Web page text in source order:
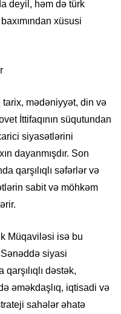
deyil, həm də türk
xüsusi
tarix, mədəniyyət, din və
İttifaqının süqutundan
siyasətlərini
dayanmışdır. Son
qarşılıqlı səfərlər və
sabit və möhkəm
Müqaviləsi isə bu
siyasi
dəstək,
əməkdaşlıq, iqtisadi və
sahələr əhatə